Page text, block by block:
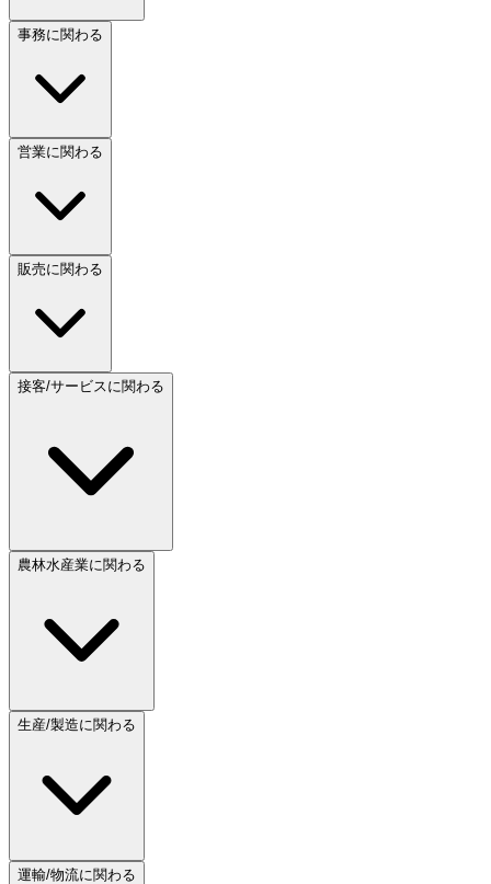
事務に関わる
営業に関わる
販売に関わる
接客/サービスに関わる
農林水産業に関わる
生産/製造に関わる
運輸/物流に関わる